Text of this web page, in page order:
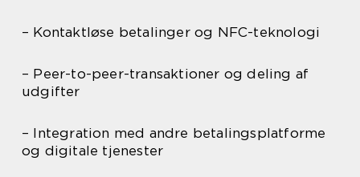
– Kontaktløse betalinger og NFC-teknologi
– Peer-to-peer-transaktioner og deling af
udgifter
– Integration med andre betalingsplatforme
og digitale tjenester